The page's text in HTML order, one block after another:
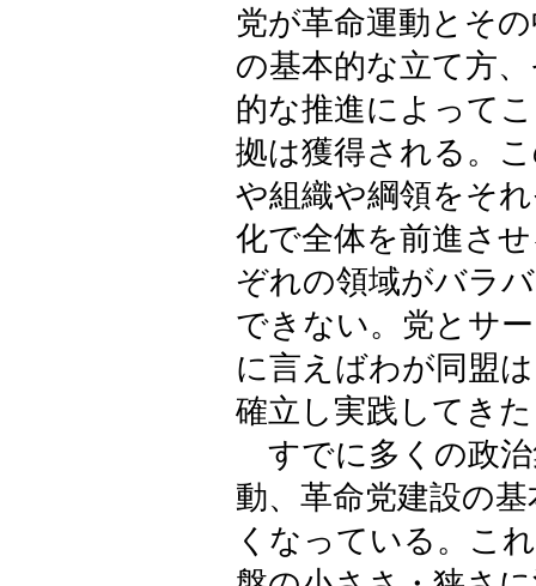
党が革命運動とそ
の基本的な立て方
的な推進によって
拠は獲得される。
や組織や綱領をそ
化で全体を前進さ
ぞれの領域がバラ
できない。党とサ
に言えばわが同盟
確立し実践してき
すでに多くの政治
動、革命党建設の
くなっている。こ